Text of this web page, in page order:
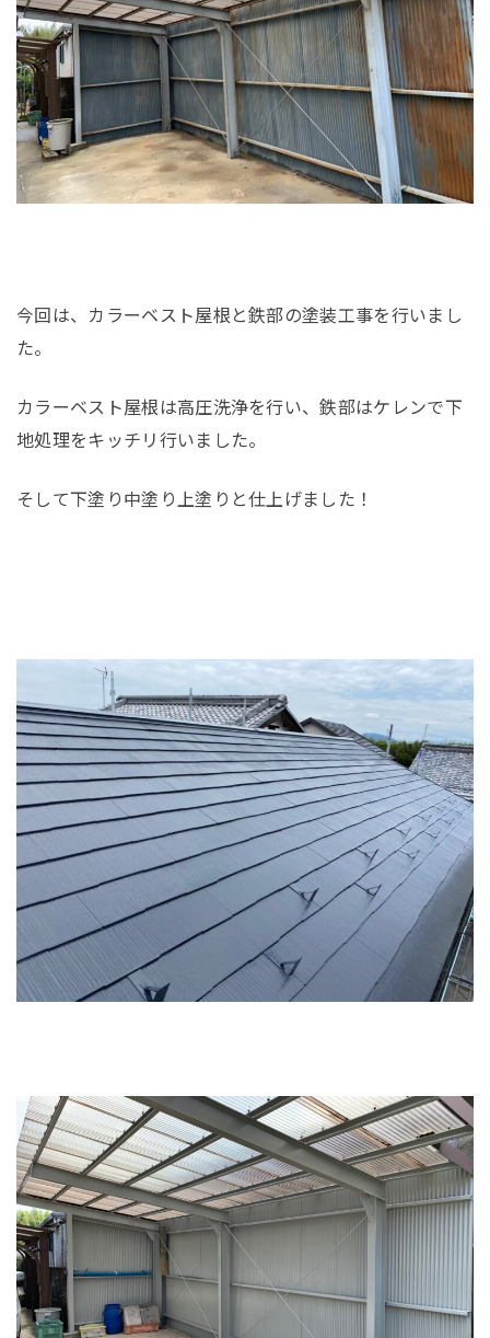
今回は、カラーベスト屋根と鉄部の塗装工事を行いまし
た。
カラーベスト屋根は高圧洗浄を行い、鉄部はケレンで下
地処理をキッチリ行いました。
そして下塗り中塗り上塗りと仕上げました！